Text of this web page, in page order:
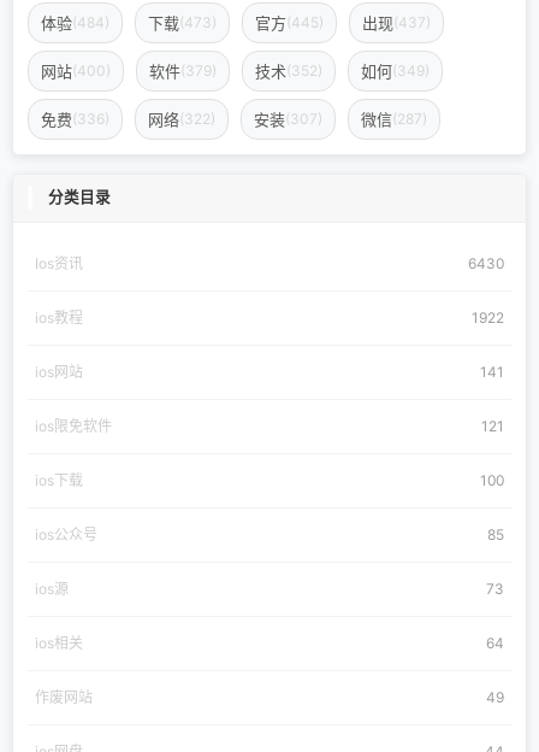
体验(484) 下载(473) 官方(445) 出现(437)
网站(400) 软件(379) 技术(352) 如何(349)
免费(336) 网络(322) 安装(307) 微信(287)
分类目录
Ios资讯 6430
ios教程 1922
ios网站 141
ios限免软件 121
ios下载 100
ios公众号 85
ios源 73
ios相关 64
作废网站 49